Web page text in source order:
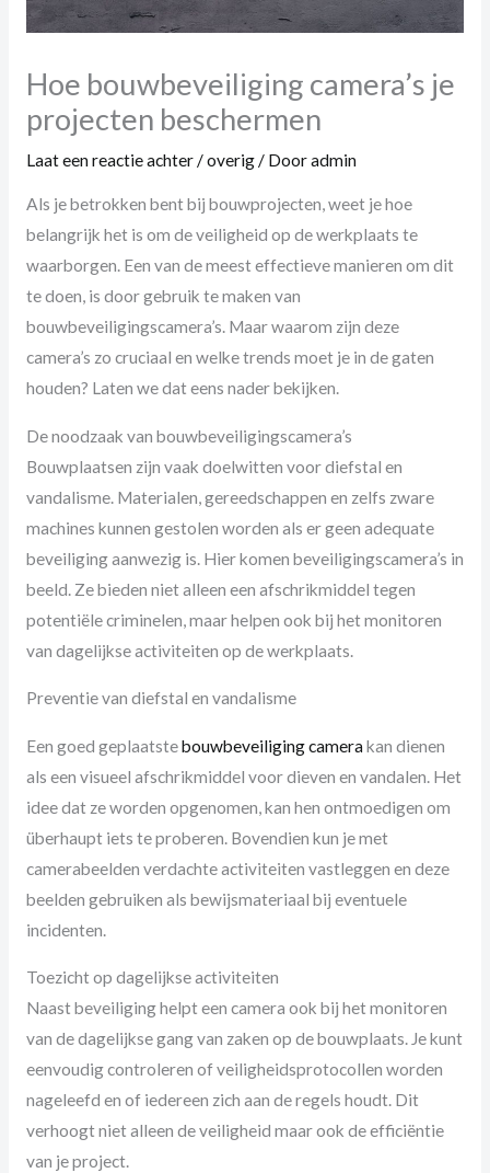
Hoe bouwbeveiliging camera’s je
projecten beschermen
Laat een reactie achter/overig/ Dooradmin
Als je betrokken bent bij bouwprojecten, weet je hoe
belangrijk het is om de veiligheid op de werkplaats te
waarborgen. Een van de meest effectieve manieren om dit
te doen, is door gebruik te maken van
bouwbeveiligingscamera’s. Maar waarom zijn deze
camera’s zo cruciaal en welke trends moet je in de gaten
houden? Laten we dat eens nader bekijken.
De noodzaak van bouwbeveiligingscamera’s
Bouwplaatsen zijn vaak doelwitten voor diefstal en
vandalisme. Materialen, gereedschappen en zelfs zware
machines kunnen gestolen worden als er geen adequate
beveiliging aanwezig is. Hier komen beveiligingscamera’s in
beeld. Ze bieden niet alleen een afschrikmiddel tegen
potentiële criminelen, maar helpen ook bij het monitoren
van dagelijkse activiteiten op de werkplaats.
Preventie van diefstal en vandalisme
Een goed geplaatstebouwbeveiliging camerakan dienen
als een visueel afschrikmiddel voor dieven en vandalen. Het
idee dat ze worden opgenomen, kan hen ontmoedigen om
überhaupt iets te proberen. Bovendien kun je met
camerabeelden verdachte activiteiten vastleggen en deze
beelden gebruiken als bewijsmateriaal bij eventuele
incidenten.
Toezicht op dagelijkse activiteiten
Naast beveiliging helpt een camera ook bij het monitoren
van de dagelijkse gang van zaken op de bouwplaats. Je kunt
eenvoudig controleren of veiligheidsprotocollen worden
nageleefd en of iedereen zich aan de regels houdt. Dit
verhoogt niet alleen de veiligheid maar ook de efficiëntie
van je project.